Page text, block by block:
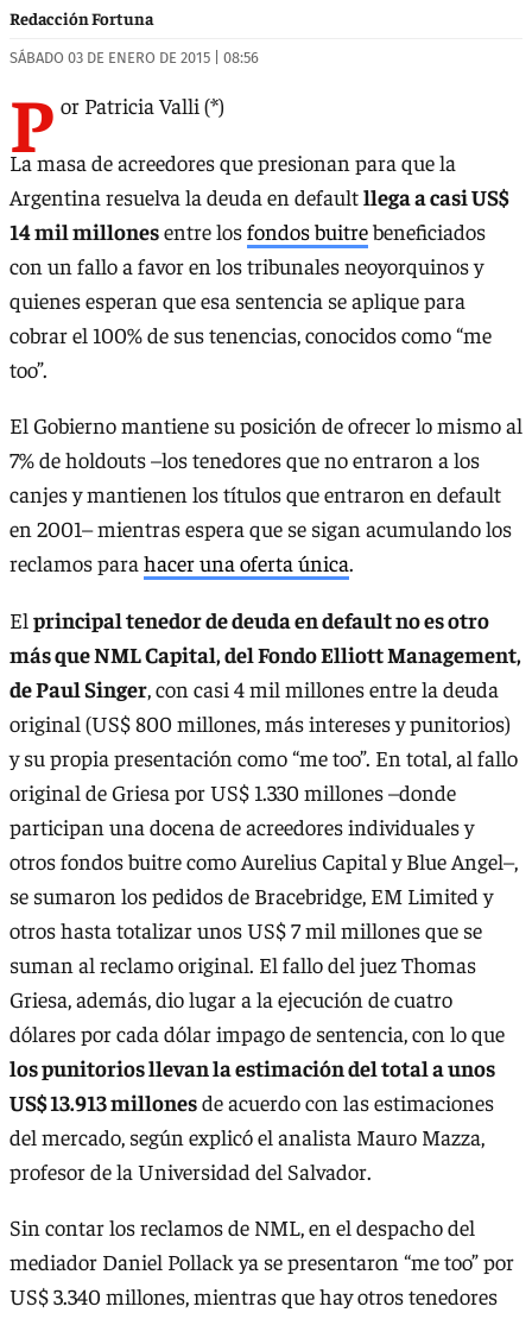
Redacción Fortuna
SÁBADO 03 DE ENERO DE 2015 | 08:56
P or Patricia Valli (*)
La masa de acreedores que presionan para que la
Argentina resuelva la deuda en defaultllega a casi US$
14 mil millonesentre losfondos buitrebeneficiados
con un fallo a favor en los tribunales neoyorquinos y
quienes esperan que esa sentencia se aplique para
cobrar el 100% de sus tenencias, conocidos como “me
too”.
El Gobierno mantiene su posición de ofrecer lo mismo al
7% de holdouts –los tenedores que no entraron a los
canjes y mantienen los títulos que entraron en default
en 2001– mientras espera que se sigan acumulando los
reclamos para hacer una oferta única.
El principal tenedor de deuda en default no es otro
más que NML Capital, del Fondo Elliott Management,
de Paul Singer, con casi 4 mil millones entre la deuda
original (US$ 800 millones, más intereses y punitorios)
y su propia presentación como “me too”. En total, al fallo
original de Griesa por US$ 1.330 millones –donde
participan una docena de acreedores individuales y
otros fondos buitre como Aurelius Capital y Blue Angel–,
se sumaron los pedidos de Bracebridge, EM Limited y
otros hasta totalizar unos US$ 7 mil millones que se
suman al reclamo original. El fallo del juez Thomas
Griesa, además, dio lugar a la ejecución de cuatro
dólares por cada dólar impago de sentencia, con lo que
los punitorios llevan la estimación del total a unos
US$ 13.913 millonesde acuerdo con las estimaciones
del mercado, según explicó el analista Mauro Mazza,
profesor de la Universidad del Salvador.
Sin contar los reclamos de NML, en el despacho del
mediador Daniel Pollack ya se presentaron “me too” por
US$ 3.340 millones, mientras que hay otros tenedores